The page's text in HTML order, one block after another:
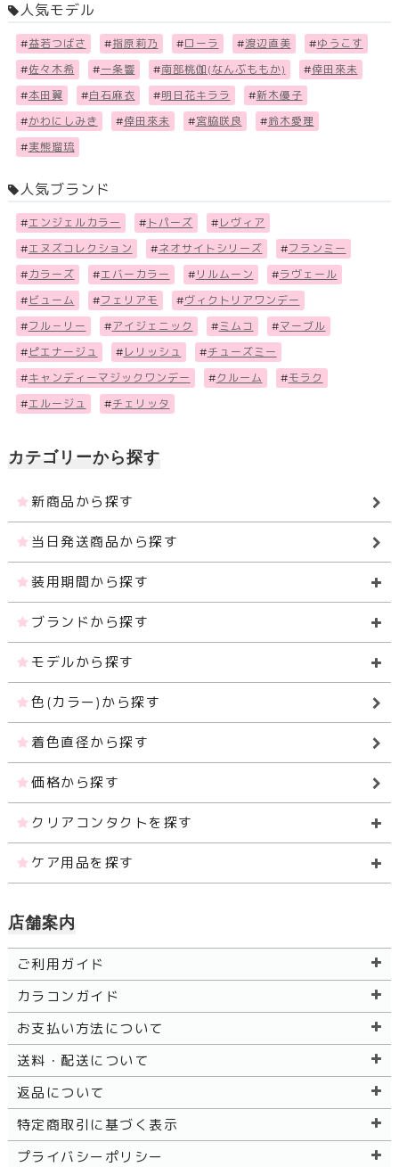
人気モデル
#益若つばさ #指原莉乃 #ローラ #渡辺直美 #ゆうこす
#佐々木希 #一条響 #南部桃伽(なんぶももか) #倖田來未
#本田翼 #白石麻衣 #明日花キララ #新木優子
#かわにしみき #倖田來未 #宮脇咲良 #鈴木愛理
#実熊瑠琉
人気ブランド
#エンジェルカラー # トパーズ # レヴィア
#エヌズコレクション #ネオサイトシリーズ #フランミー
# カラーズ #エバーカラー # リルムーン #ラヴェール
# ビューム #フェリアモ #ヴィクトリアワンデー
#フル－リー #アイジェニック # ミムコ #マーブル
# ピエナージュ # レリッシュ #チューズミー
#キャンディーマジックワンデー #クルーム #モラク
#エルージュ #チェリッタ
カテゴリーから探す
新商品から探す
当日発送商品から探す
装用期間から探す
ブランドから探す
モデルから探す
色(カラー)から探す
着色直径から探す
価格から探す
クリアコンタクトを探す
ケア用品を探す
店舗案内
ご利用ガイド
カラコンガイド
お支払い方法について
送料・配送について
返品について
特定商取引に基づく表示
プライバシーポリシー